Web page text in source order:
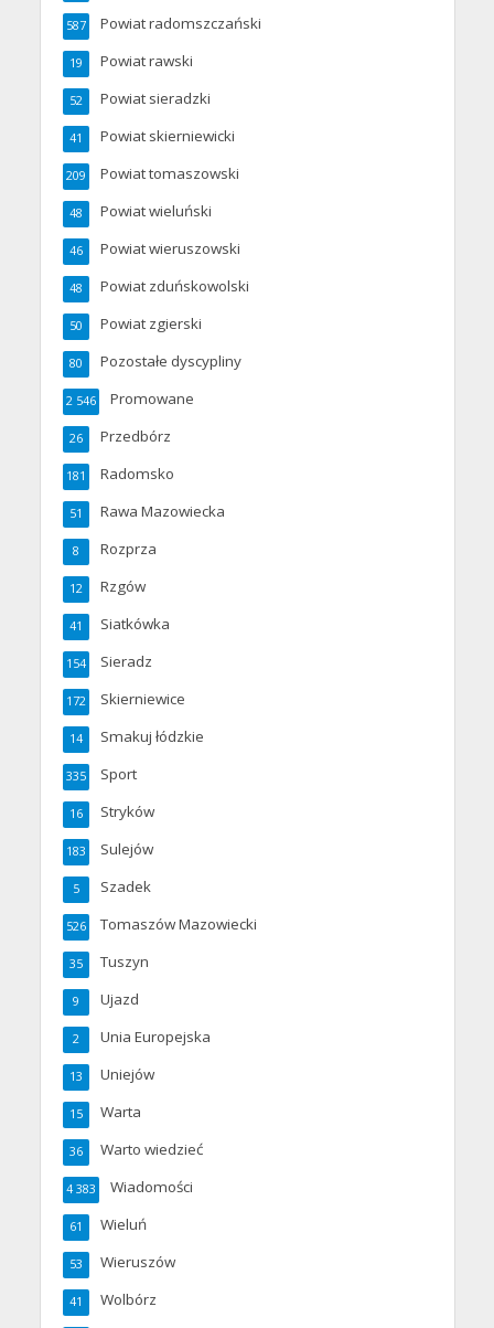
Powiat radomszczański
587
Powiat rawski
19
Powiat sieradzki
52
Powiat skierniewicki
41
Powiat tomaszowski
209
Powiat wieluński
48
Powiat wieruszowski
46
Powiat zduńskowolski
48
Powiat zgierski
50
Pozostałe dyscypliny
80
Promowane
2 546
Przedbórz
26
Radomsko
181
Rawa Mazowiecka
51
Rozprza
8
Rzgów
12
Siatkówka
41
Sieradz
154
Skierniewice
172
Smakuj łódzkie
14
Sport
335
Stryków
16
Sulejów
183
Szadek
5
Tomaszów Mazowiecki
526
Tuszyn
35
Ujazd
9
Unia Europejska
2
Uniejów
13
Warta
15
Warto wiedzieć
36
Wiadomości
4 383
Wieluń
61
Wieruszów
53
Wolbórz
41